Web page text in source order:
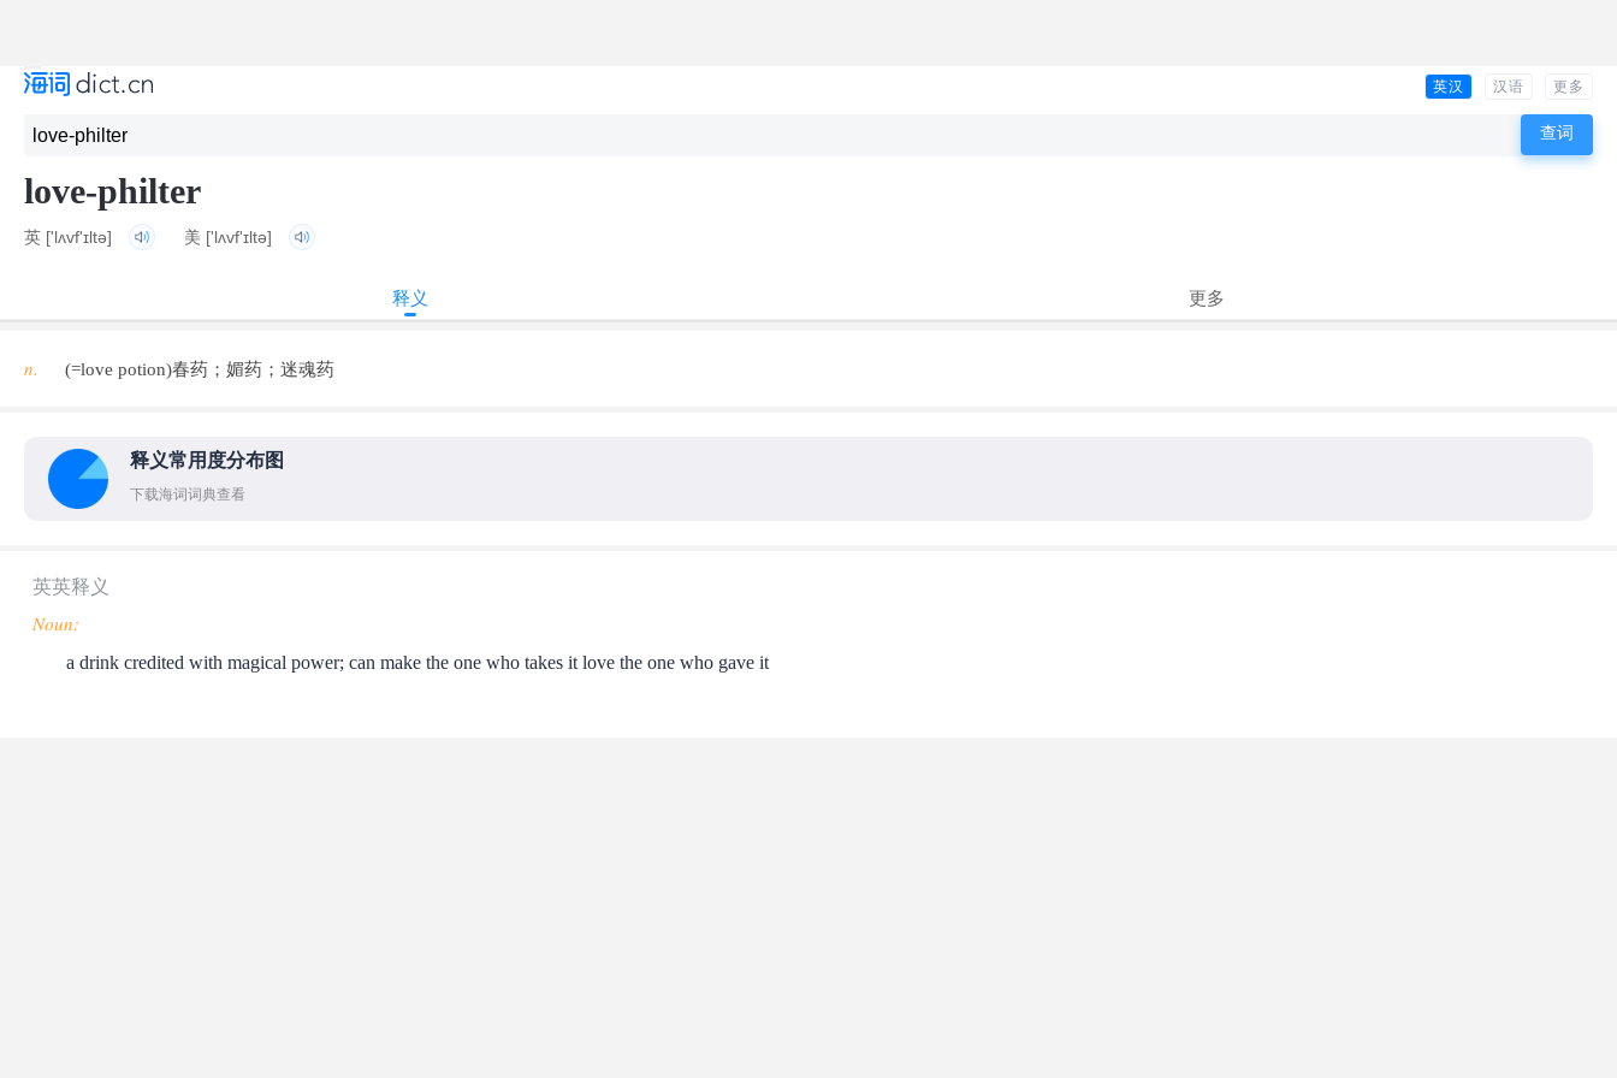
英汉 汉语 更多
love-philter
英 ['lʌvf'ɪltə] 美 ['lʌvf'ɪltə]
释义 更多
n. (=love potion)春药；媚药；迷魂药
释义常用度分布图
下载海词词典查看
英英释义
Noun:
a drink credited with magical power; can make the one who takes it love the one who gave it